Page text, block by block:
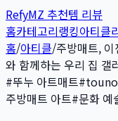
RefyMZ 추천템 리뷰
홈카테고리랭킹아티클
홈/아티클/주방매트,
와 함께하는 우리 집 갤
#뚜누 아트매트#
주방매트 아트#문화 예